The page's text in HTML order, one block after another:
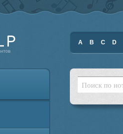
A B C D